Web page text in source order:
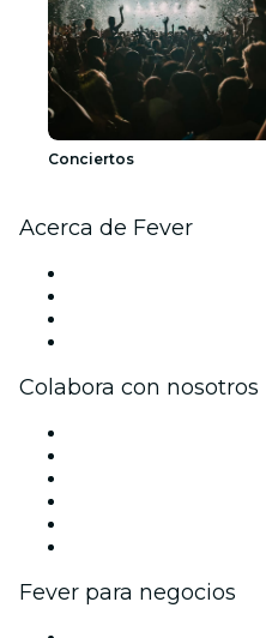
Conciertos
Acerca de Fever
Colabora con nosotros
Fever para negocios